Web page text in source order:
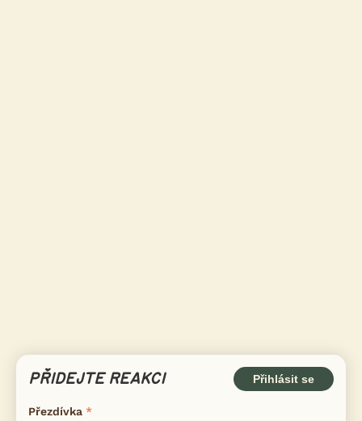
PŘIDEJTE REAKCI Přihlásit se
Přezdívka